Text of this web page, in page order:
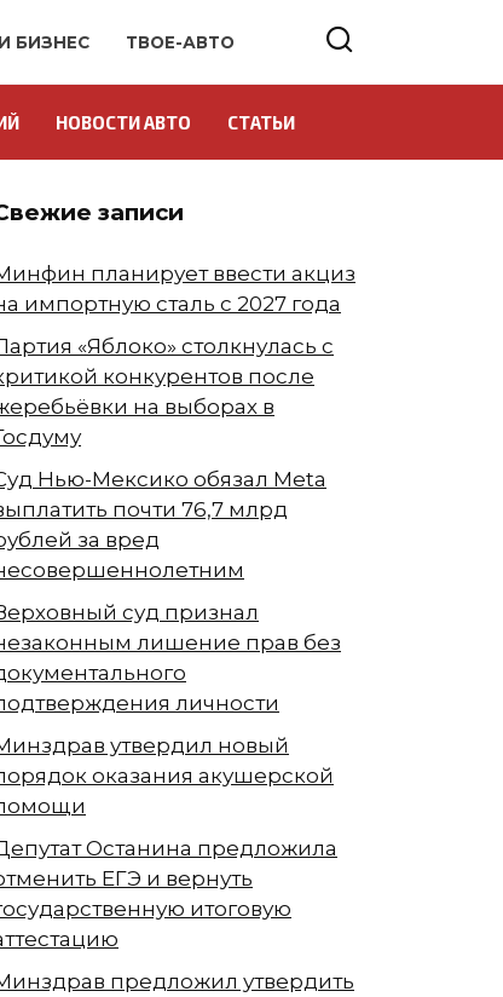
БИЗНЕС ТВОЕ-АВТО
НОВОСТИ АВТО СТАТЬИ
записи
планирует ввести акциз
импортную сталь с 2027 года
«Яблоко» столкнулась с
конкурентов после
на выборах в
Нью-Мексико обязал Meta
почти 76,7 млрд
за вред
суд признал
лишение прав без
личности
утвердил новый
оказания акушерской
Останина предложила
ЕГЭ и вернуть
итоговую
предложил утвердить